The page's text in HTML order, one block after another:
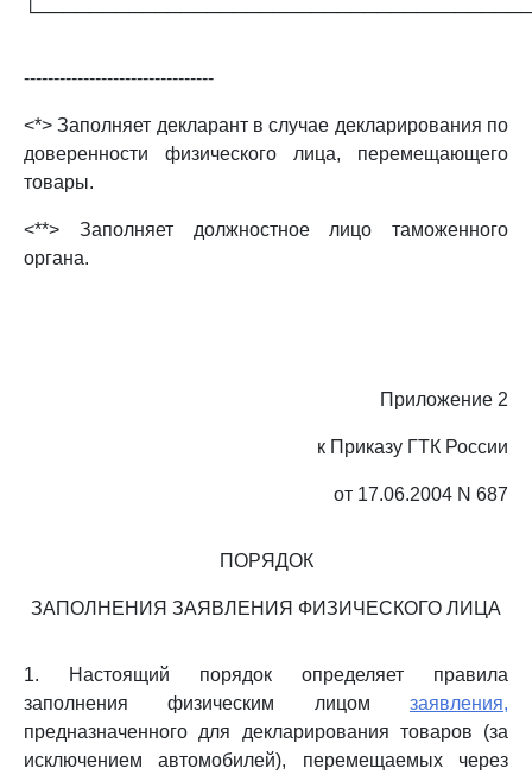
--------------------------------
<*> Заполняет декларант в случае декларирования по
доверенности физического лица, перемещающего
товары.
<**> Заполняет должностное лицо таможенного
органа.
Приложение 2
к Приказу ГТК России
от 17.06.2004 N 687
ПОРЯДОК
ЗАПОЛНЕНИЯ ЗАЯВЛЕНИЯ ФИЗИЧЕСКОГО ЛИЦА
1. Настоящий порядок определяет правила
заполнения физическим лицом заявления,
предназначенного для декларирования товаров (за
исключением автомобилей), перемещаемых через